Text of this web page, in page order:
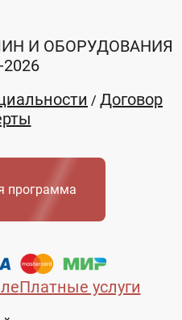
Платные услуги
И ОБОРУДОВАНИЯ
2026
/ Договор
программа